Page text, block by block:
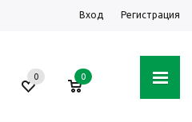
Вход Регистрация
0 0